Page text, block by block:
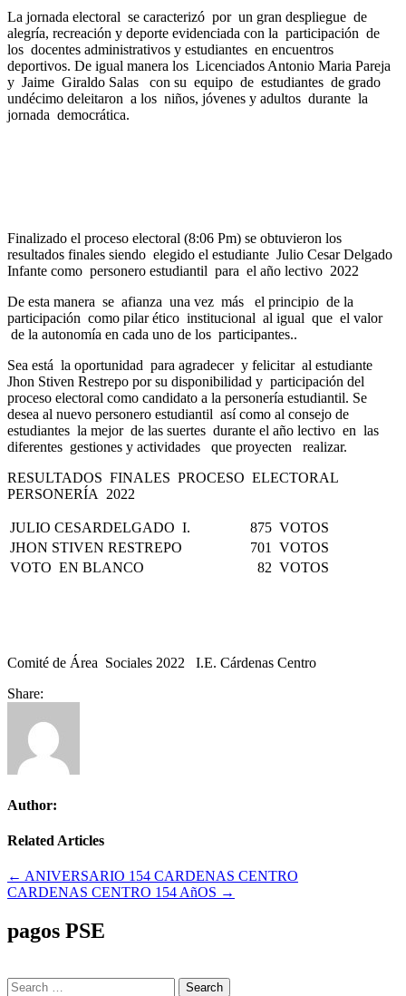
La jornada electoral se caracterizó por un gran despliegue de
alegría, recreación y deporte evidenciada con la participación de
los docentes administrativos y estudiantes en encuentros
deportivos. De igual manera los Licenciados Antonio Maria Pareja
y Jaime Giraldo Salas con su equipo de estudiantes de grado
undécimo deleitaron a los niños, jóvenes y adultos durante la
jornada democrática.
Finalizado el proceso electoral (8:06 Pm) se obtuvieron los
resultados finales siendo elegido el estudiante Julio Cesar Delgado
Infante como personero estudiantil para el año lectivo 2022
De esta manera se afianza una vez más el principio de la
participación como pilar ético institucional al igual que el valor
de la autonomía en cada uno de los participantes..
Sea está la oportunidad para agradecer y felicitar al estudiante
Jhon Stiven Restrepo por su disponibilidad y participación del
proceso electoral como candidato a la personería estudiantil. Se
desea al nuevo personero estudiantil así como al consejo de
estudiantes la mejor de las suertes durante el año lectivo en las
diferentes gestiones y actividades que proyecten realizar.
RESULTADOS FINALES PROCESO ELECTORAL
PERSONERÍA 2022
JULIO CESARDELGADO I.
875 VOTOS
JHON STIVEN RESTREPO
701 VOTOS
VOTO EN BLANCO
82 VOTOS
Comité de Área Sociales 2022 I.E. Cárdenas Centro
Share:
Author:
Related Articles
Navegación
de
entradas
← ANIVERSARIO 154 CARDENAS CENTRO
CARDENAS CENTRO 154 AñOS →
pagos PSE
Search